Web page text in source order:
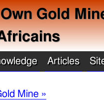
Gold
Articles
Mine »